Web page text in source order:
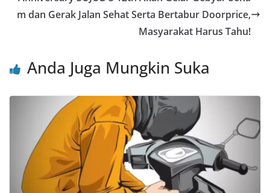
o p
m dan Gerak Jalan Sehat Serta Bertabur Doorprice,
Masyarakat Harus Tahu!
Anda Juga Mungkin Suka